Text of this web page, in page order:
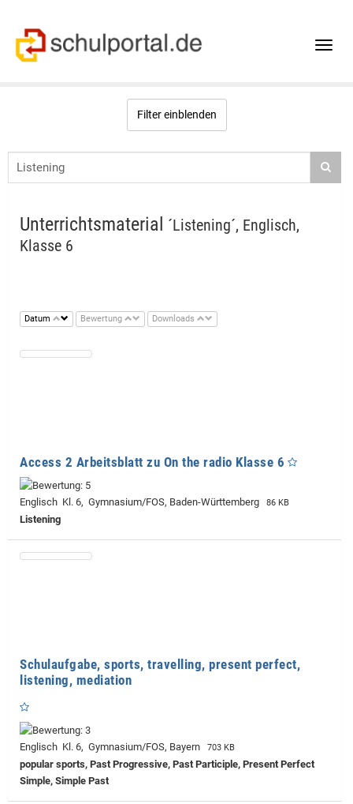
Toggle
Filter einblenden
Unterrichtsmaterial ´Listening´, Englisch,
Klasse 6
Datum Bewertung Downloads
Access 2 Arbeitsblatt zu On the radio Klasse 6
Englisch Kl. 6, Gymnasium/FOS, Baden-Württemberg 86 KB
Listening
Schulaufgabe, sports, travelling, present perfect,
listening, mediation
Englisch Kl. 6, Gymnasium/FOS, Bayern 703 KB
popular sports, Past Progressive, Past Participle, Present Perfect
Simple, Simple Past